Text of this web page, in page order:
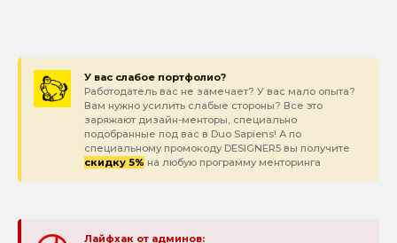
У вас слабое портфолио?
Работодатель вас не замечает? У вас мало опыта?
Вам нужно усилить слабые стороны? Все это
заряжают дизайн-менторы, специально
подобранные под вас в Duo Sapiens! А по
специальному промокоду DESIGNER5 вы получите
скидку 5% на любую программу менторинга
Лайфхак от админов: